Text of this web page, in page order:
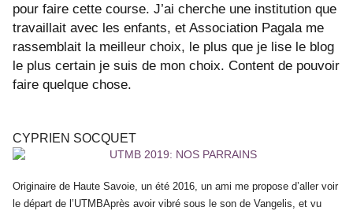
pour faire cette course. J’ai cherche une institution que
travaillait avec les enfants, et Association Pagala me
rassemblait la meilleur choix, le plus que je lise le blog
le plus certain je suis de mon choix. Content de pouvoir
faire quelque chose.
CYPRIEN SOCQUET
Originaire de Haute Savoie, un été 2016, un ami me propose d’aller voir
le départ de l’UTMBAprès avoir vibré sous le son de Vangelis, et vu